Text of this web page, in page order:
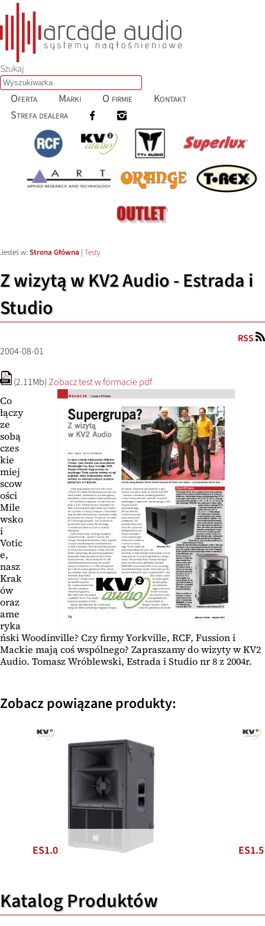
Szukaj
Oferta Marki O firmie
Kontakt
Strefa dealera
Jesteś w: Strona Główna | Testy
Z wizytą w KV2 Audio - Estrada i
Studio
RSS
2004-08-01
(2.11Mb)Zobacz test w formacie pdf
Co
łączy
ze
sobą
czes
kie
miej
scow
ości
Mile
wsko
i
Votic
e,
nasz
Krak
ów
oraz
ame
ryka
ński Woodinville? Czy firmy Yorkville, RCF, Fussion i
Mackie mają coś wspólnego? Zapraszamy do wizyty w KV2
Audio. Tomasz Wróblewski, Estrada i Studio nr 8 z 2004r.
Zobacz powiązane produkty:
ES1.0 ES1.5
Katalog Produktów